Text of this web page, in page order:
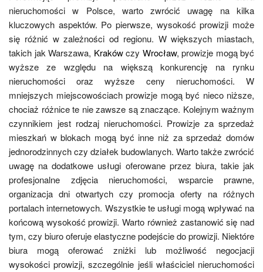
nieruchomości w Polsce, warto zwrócić uwagę na kilka
kluczowych aspektów. Po pierwsze, wysokość prowizji może
się różnić w zależności od regionu. W większych miastach,
takich jak Warszawa, Krakówczy Wrocław, prowizje mogą być
wyższe ze względu na większą konkurencję na rynku
nieruchomości oraz wyższe ceny nieruchomości. W
mniejszych miejscowościach prowizje mogą być nieco niższe,
chociaż różnice te nie zawsze są znaczące. Kolejnym ważnym
czynnikiem jest rodzaj nieruchomości. Prowizje za sprzedaż
mieszkań w blokach mogą być inne niż za sprzedaż domów
jednorodzinnych czy działek budowlanych. Warto także zwrócić
uwagę na dodatkowe usługi oferowane przez biura, takie jak
profesjonalne zdjęcia nieruchomości, wsparcie prawne,
organizacja dni otwartych czy promocja oferty na różnych
portalach internetowych. Wszystkie te usługi mogą wpływać na
końcową wysokość prowizji. Warto również zastanowić się nad
tym, czy biuro oferuje elastyczne podejście do prowizji. Niektóre
biura mogą oferować zniżki lub możliwość negocjacji
wysokości prowizji, szczególnie jeśli właściciel nieruchomości